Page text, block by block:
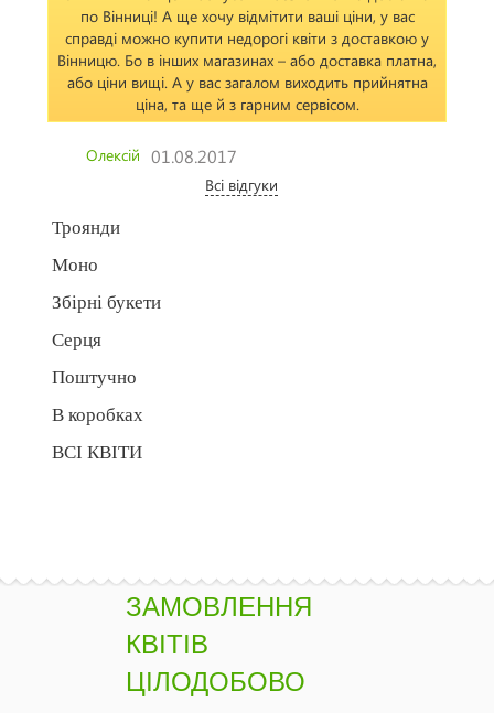
по Вінниці! А ще хочу відмітити ваші ціни, у вас
справді можно купити недорогі квіти з доставкою у
Вінницю. Бо в інших магазинах – або доставка платна,
або ціни вищі. А у вас загалом виходить прийнятна
ціна, та ще й з гарним сервісом.
Олексій 01.08.2017
Всі відгуки
Троянди
Моно
Збірні букети
Серця
Поштучно
В коробках
ВСІ КВІТИ
ЗАМОВЛЕННЯ
КВІТІВ
ЦІЛОДОБОВО